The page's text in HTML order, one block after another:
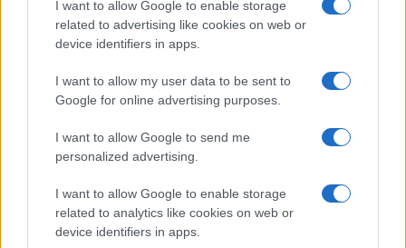
I want to allow Google to enable storage
related to advertising like cookies on web or
device identifiers in apps.
I want to allow my user data to be sent to
Google for online advertising purposes.
I want to allow Google to send me
personalized advertising.
I want to allow Google to enable storage
related to analytics like cookies on web or
device identifiers in apps.
Olbia, respinge le avance del padrone di casa e
viene cacciata
Solidarietà ad Arzachena, organizzata una nuova
raccolta sangue
“Un arcipelago senza plastica”, due nuove
iniziative a La Maddalena